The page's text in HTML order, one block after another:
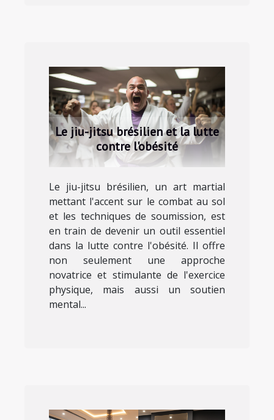
Le jiu-jitsu brésilien et la lutte
contre l'obésité
Le jiu-jitsu brésilien, un art martial
mettant l'accent sur le combat au sol
et les techniques de soumission, est
en train de devenir un outil essentiel
dans la lutte contre l'obésité. Il offre
non seulement une approche
novatrice et stimulante de l'exercice
physique, mais aussi un soutien
mental...